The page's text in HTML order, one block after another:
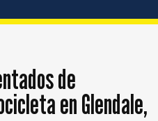
de
en Glendale,